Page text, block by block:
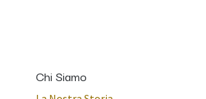
Chi Siamo